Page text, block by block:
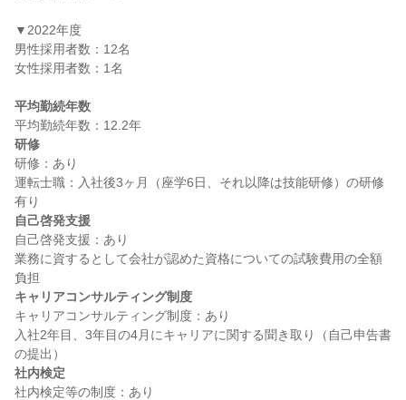
▼2022年度
男性採用者数：12名
女性採用者数：1名
平均勤続年数
研修
研修：あり
運転士職：入社後3ヶ月（座学6日、それ以降は技能研修）の研修
自己啓発支援
自己啓発支援：あり
業務に資するとして会社が認めた資格についての試験費用の全額
キャリアコンサルティング制度
キャリアコンサルティング制度：あり
入社2年目、3年目の4月にキャリアに関する聞き取り（自己申告書
社内検定
社内検定等の制度：あり